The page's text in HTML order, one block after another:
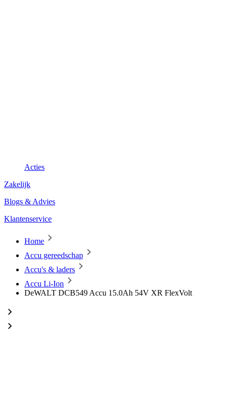
Acties
Zakelijk
Blogs & Advies
Klantenservice
Home
Accu gereedschap
Accu's & laders
Accu Li-Ion
DeWALT DCB549 Accu 15.0Ah 54V XR FlexVolt